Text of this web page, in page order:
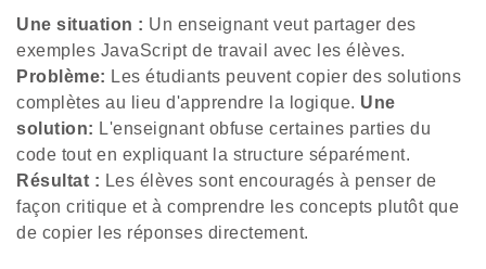
Une situation : Un enseignant veut partager des
exemples JavaScript de travail avec les élèves.
Problème: Les étudiants peuvent copier des solutions
complètes au lieu d'apprendre la logique. Une
solution: L'enseignant obfuse certaines parties du
code tout en expliquant la structure séparément.
Résultat : Les élèves sont encouragés à penser de
façon critique et à comprendre les concepts plutôt que
de copier les réponses directement.